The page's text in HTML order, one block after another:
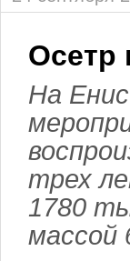
Осетр
На
трех
1780
массой